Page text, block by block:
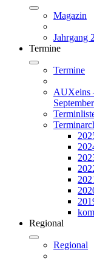
Magazin
Jahrgang
Termine
Termine
AUXeins
Regional
Regional